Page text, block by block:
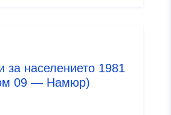
] ]
Тип:
Polygon
за населението 1981
09 — Намюр)